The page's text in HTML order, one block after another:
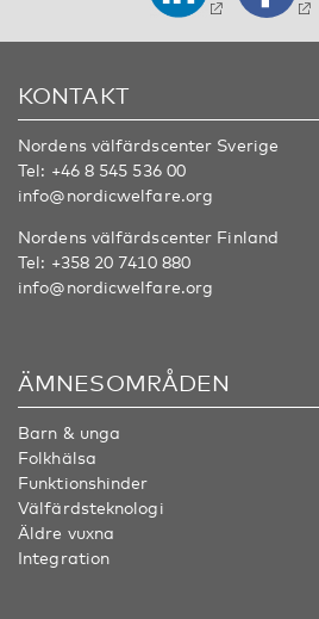
KONTAKT
Nordens välfärdscenter Sverige
Tel: +46 8 545 536 00
info@nordicwelfare.org
Nordens välfärdscenter Finland
Tel: +358 20 7410 880
info@nordicwelfare.org
ÄMNESOMRÅDEN
Barn & unga
Folkhälsa
Funktionshinder
Välfärdsteknologi
Äldre vuxna
Integration